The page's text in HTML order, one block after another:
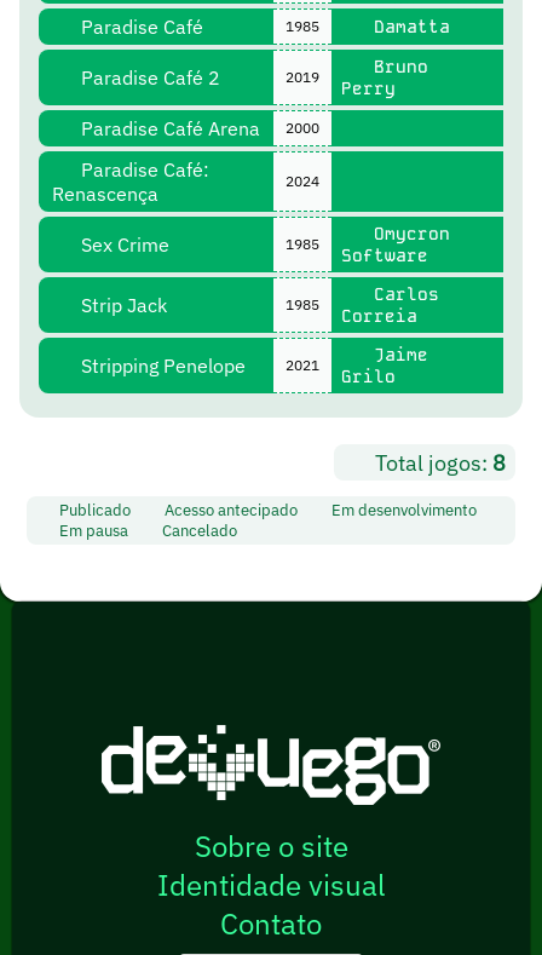
Paradise Café 1985 Damatta
Paradise Café 2 2019
Bruno
Perry
Paradise Café Arena 2000
Paradise Café:
Renascença
2024
Sex Crime 1985
Omycron
Software
Strip Jack 1985
Carlos
Correia
Stripping Penelope 2021
Jaime
Grilo
Total jogos: 8
Publicado Acesso antecipado
Em desenvolvimento
Em pausa
Cancelado
Sobre o site
Identidade visual
Contato